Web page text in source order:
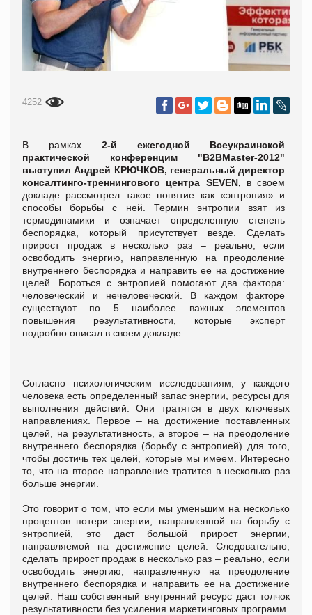
4252
В рамках 2-й ежегодной Всеукраинской
практической конференцим "В2ВMaster-2012"
выступилАндрей КРЮЧКОВ, генеральный директор
консалтинго-треннингового центра SEVEN, в своем
докладе рассмотрел такое понятие как «энтропия» и
способы борьбы с ней. Термин энтропии взят из
термодинамики и означает определенную степень
беспорядка, который присутствует везде. Сделать
прирост продаж в несколько раз – реально, если
освободить энергию, направленную на преодоление
внутреннего беспорядка и направить ее на достижение
целей. Бороться с энтропией помогают два фактора:
человеческий и нечеловеческий. В каждом факторе
существуют по 5 наиболее важных элементов
повышения результативности, которые эксперт
подробно описал в своем докладе.
Согласно психологическим исследованиям, у каждого
человека есть определенный запас энергии, ресурсы для
выполнения действий. Они тратятся в двух ключевых
направлениях. Первое – на достижение поставленных
целей, на результативность, а второе – на преодоление
внутреннего беспорядка (борьбу с энтропией) для того,
чтобы достичь тех целей, которые мы имеем. Интересно
то, что на второе направление тратится в несколько раз
больше энергии.
Это говорит о том, что если мы уменьшим на несколько
процентов потери энергии, направленной на борьбу с
энтропией, это даст большой прирост энергии,
направляемой на достижение целей. Следовательно,
сделать прирост продаж в несколько раз – реально, если
освободить энергию, направленную на преодоление
внутреннего беспорядка и направить ее на достижение
целей. Наш собственный внутренний ресурс даст толчок
результативности без усиления маркетинговых программ.